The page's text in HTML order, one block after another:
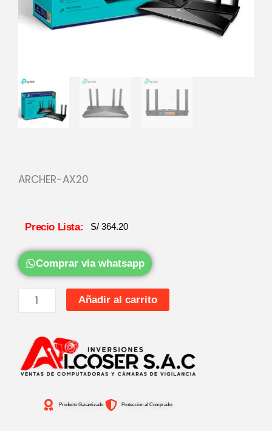
ARCHER-AX20
Precio Lista: S/364.20
Comprar via whatsapp
ROUTER
AX1800
6-
AX20-
cantidad
Añadir al carrito
Producto Garantizado Proteccion al Comprador